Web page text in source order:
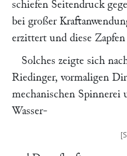
schiefen Seitendruck
bei großer
erzittert und diese
Solches zeigte sich
Riedinger, vormaligen
mechanischen Spinnerei
Wasser-